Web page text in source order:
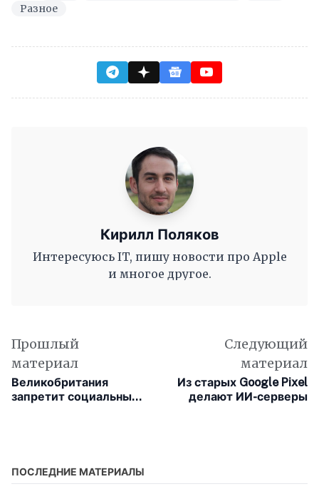
Разное
Кирилл Поляков
Интересуюсь IT, пишу новости про Apple
и многое другое.
Прошлый
материал
Великобритания
запретит социальные
Следующий
материал
Из старых Google Pixel
делают ИИ-серверы
ПОСЛЕДНИЕ МАТЕРИАЛЫ